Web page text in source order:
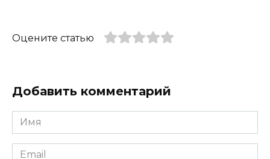
Оцените статью
Добавить комментарий
Имя
*
Email